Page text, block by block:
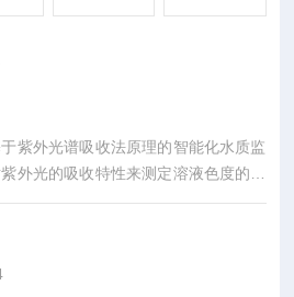
紫外光谱吸收法原理的智能化水质监
外光的吸收特性来测定溶液色度的分
厂、二次供水、石油、化工、食品饮